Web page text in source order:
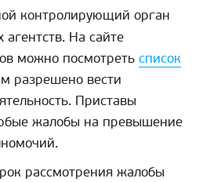
контролирующий орган
агентств. На сайте
можно посмотреть список
разрешено вести
Приставы
жалобы на превышение
рассмотрения жалобы